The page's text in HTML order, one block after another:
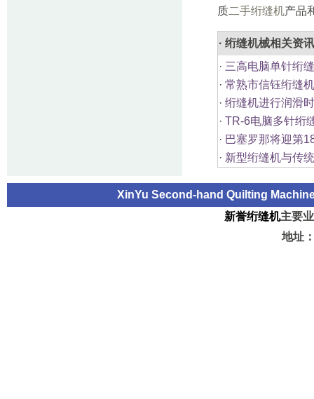
质二手绗缝机产品
· 绗缝机械相关资讯
· 三高电脑单针绗
· 常熟市信钰绗缝
· 绗缝机进行润滑
· TR-6电脑多针绗
· 巴塞罗那将迎第
· 新型绗缝机与传
XinYu Second-hand Quilting
新誉绗缝机主要
地址